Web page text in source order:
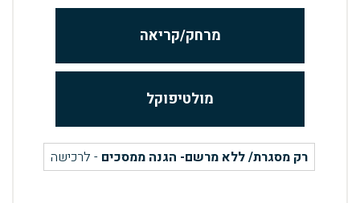
מרחק/קריאה
מולטיפוקל
רק מסגרת/ ללא מרשם- הגנה ממסכים - לרכישה